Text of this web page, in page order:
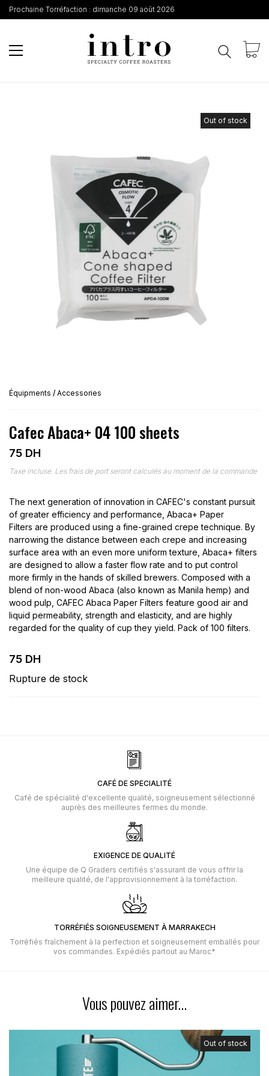
Prochaine Torréfaction : dimanche 09 août 2026
Out of stock
Équipments / Accessories
Cafec Abaca+ 04 100 sheets
75 DH
Taxe incluse. Les frais de port seront calculés au moment de la commande
The next generation of innovation in CAFEC's constant pursuit
of greater efficiency and performance, Abaca+ Paper
Filters are produced using a fine-grained crepe technique. By
narrowing the distance between each crepe and increasing
surface area with an even more uniform texture, Abaca+ filters
are designed to allow a faster flow rate and to put control
more firmly in the hands of skilled brewers. Composed with a
blend of non-wood Abaca (also known as Manila hemp) and
wood pulp, CAFEC Abaca Paper Filters feature good air and
liquid permeability, strength and elasticity, and are highly
regarded for the quality of cup they yield. Pack of 100 filters.
75 DH
Rupture de stock
CAFÉ DE SPECIALITÉ
Café de spécialité d'excellente qualité, soigneusement sélectionné
auprès des meilleures fermes du monde.
EXIGENCE DE QUALITÉ
Une équipe de Q Graders certifiés s'assurant de vous offrir la
meilleure qualité, de l'approvisionnement à la torréfaction.
TORRÉFIÉS SOIGNEUSEMENT À MARRAKECH
Torréfiés fraîchement à la perfection et soigneusement emballés pour
vos commandes. Expédiés partout au Maroc*
Vous pouvez aimer...
Out of stock